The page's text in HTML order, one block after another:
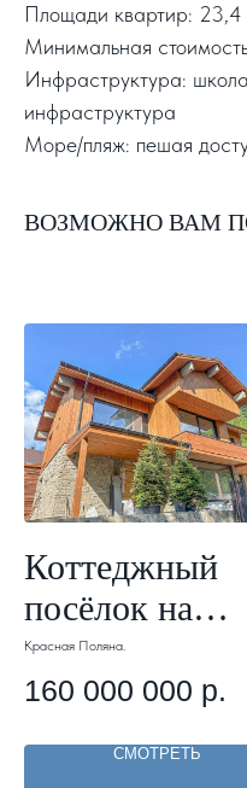
Площади квартир:
Минимальная
Инфраструктура:
инфраструктура
Море/пляж: пешая
ВОЗМОЖНО ВАМ
Коттеджный
посёлок на
Красной
Арт 089.
Красная Поляна.
160 000 000 р.
СМОТРЕТЬ